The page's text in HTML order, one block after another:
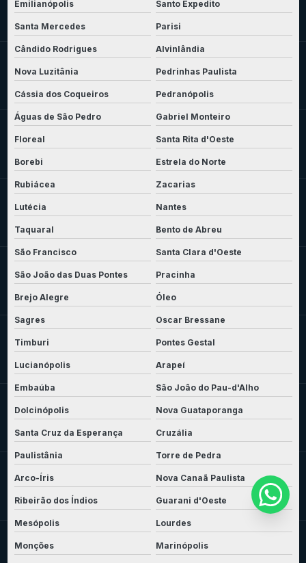
Emilianópolis Santo Expedito
Santa Mercedes Parisi
Cândido Rodrigues Alvinlândia
Nova Luzitânia Pedrinhas Paulista
Cássia dos Coqueiros Pedranópolis
Águas de São Pedro Gabriel Monteiro
Floreal Santa Rita d'Oeste
Borebi Estrela do Norte
Rubiácea Zacarias
Lutécia Nantes
Taquaral Bento de Abreu
São Francisco Santa Clara d'Oeste
São João das Duas Pontes Pracinha
Brejo Alegre Óleo
Sagres Oscar Bressane
Timburi Pontes Gestal
Lucianópolis Arapeí
Embaúba São João do Pau-d'Alho
Dolcinópolis Nova Guataporanga
Santa Cruz da Esperança Cruzália
Paulistânia Torre de Pedra
Arco-Íris Nova Canaã Paulista
Ribeirão dos Índios Guarani d'Oeste
Mesópolis Lourdes
Monções Marinópolis